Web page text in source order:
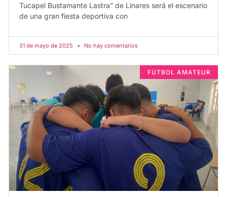
Tucapel Bustamante Lastra” de Linares será el escenario
de una gran fiesta deportiva con
31 de mayo de 2025 No hay comentarios
FÚTBOL AMATEUR